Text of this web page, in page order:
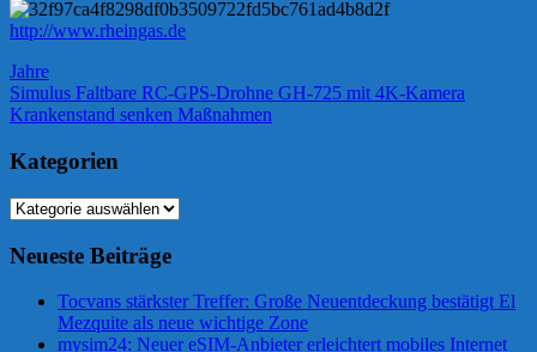
http://www.rheingas.de
Jahre
Beitragsnavigation
Vorheriger
Beitrag:
Simulus Faltbare RC-GPS-Drohne GH-725 mit 4K-Kamera
Nächster
Krankenstand senken Maßnahmen
Kategorien
Kategorien
Neueste Beiträge
Tocvans stärkster Treffer: Große Neuentdeckung bestätigt El
Mezquite als neue wichtige Zone
mysim24: Neuer eSIM-Anbieter erleichtert mobiles Internet